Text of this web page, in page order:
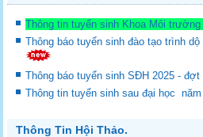
Thông tin tuyển sinh Khoa Môi trường
Thông báo tuyển sinh đào tạo trình
Thông báo tuyển sinh SĐH 2025 - đợt
Thông tin tuyển sinh sau đại học năm
Thông Tin Hội Thảo.